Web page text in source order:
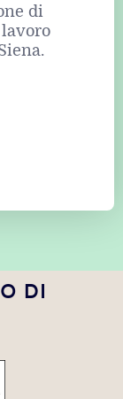
di
DI